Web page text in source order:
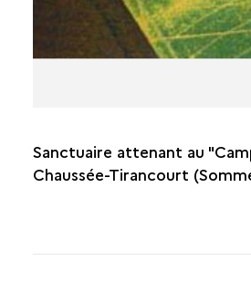
Sanctuaire attenant au
Chaussée-Tirancourt